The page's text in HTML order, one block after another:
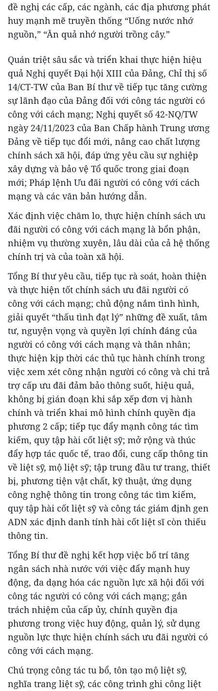
đề nghị các cấp, các ngành, các địa phương phát
huy mạnh mẽ truyền thống “Uống nước nhớ
nguồn,” “Ăn quả nhớ người trồng cây.”
Quán triệt sâu sắc và triển khai thực hiện hiệu
quả Nghị quyết Đại hội XIII của Đảng, Chỉ thị số
14/CT-TW của Ban Bí thư về tiếp tục tăng cường
sự lãnh đạo của Ðảng đối với công tác người có
công với cách mạng; Nghị quyết số 42-NQ/TW
ngày 24/11/2023 của Ban Chấp hành Trung ương
Đảng về tiếp tục đổi mới, nâng cao chất lượng
chính sách xã hội, đáp ứng yêu cầu sự nghiệp
xây dựng và bảo vệ Tổ quốc trong giai đoạn
mới; Pháp lệnh Ưu đãi người có công với cách
mạng và các văn bản hướng dẫn.
Xác định việc chăm lo, thực hiện chính sách ưu
đãi người có công với cách mạng là bổn phận,
nhiệm vụ thường xuyên, lâu dài của cả hệ thống
chính trị và của toàn xã hội.
Tổng Bí thư yêu cầu, tiếp tục rà soát, hoàn thiện
và thực hiện tốt chính sách ưu đãi người có
công với cách mạng; chủ động nắm tình hình,
giải quyết “thấu tình đạt lý” những đề xuất, tâm
tư, nguyện vọng và quyền lợi chính đáng của
người có công với cách mạng và thân nhân;
thực hiện kịp thời các thủ tục hành chính trong
việc xem xét công nhận người có công và chi trả
trợ cấp ưu đãi đảm bảo thông suốt, hiệu quả,
không bị gián đoạn khi sắp xếp đơn vị hành
chính và triển khai mô hình chính quyền địa
phương 2 cấp; tiếp tục đẩy mạnh công tác tìm
kiếm, quy tập hài cốt liệt sỹ; mở rộng và thúc
đẩy hợp tác quốc tế, trao đổi, cung cấp thông tin
về liệt sỹ, mộ liệt sỹ; tập trung đầu tư trang, thiết
bị, phương tiện vật chất, kỹ thuật, ứng dụng
công nghệ thông tin trong công tác tìm kiếm,
quy tập hài cốt liệt sỹ và công tác giám định gen
ADN xác định danh tính hài cốt liệt sĩ còn thiếu
thông tin.
Tổng Bí thư đề nghị kết hợp việc bố trí tăng
ngân sách nhà nước với việc đẩy mạnh huy
động, đa dạng hóa các nguồn lực xã hội đối với
công tác người có công với cách mạng; gắn
trách nhiệm của cấp ủy, chính quyền địa
phương trong việc huy động, quản lý, sử dụng
nguồn lực thực hiện chính sách ưu đãi người có
công với cách mạng.
Chú trọng công tác tu bổ, tôn tạo mộ liệt sỹ,
nghĩa trang liệt sỹ, các công trình ghi công liệt